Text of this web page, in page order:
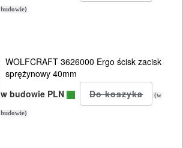
budowie)
WOLFCRAFT 3626000 Ergo ścisk zacisk
sprężynowy 40mm
w budowie PLN
(w
budowie)